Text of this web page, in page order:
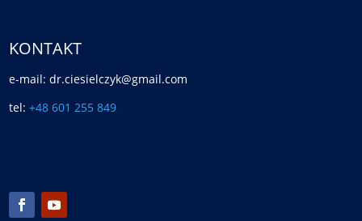
KONTAKT
e-mail: dr.ciesielczyk@gmail.com
tel:+48 601 255 849